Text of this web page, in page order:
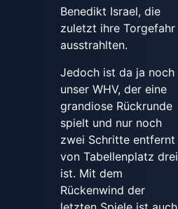
Benedikt Israel, die
zuletzt ihre Torgefahr
ausstrahlten.
Jedoch ist da ja noch
unser WHV, der eine
grandiose Rückrunde
spielt und nur noch
zwei Schritte entfernt
von Tabellenplatz drei
ist. Mit dem
Rückenwind der